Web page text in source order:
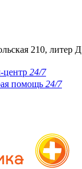
210, литер Д
центр 24/7
помощь 24/7